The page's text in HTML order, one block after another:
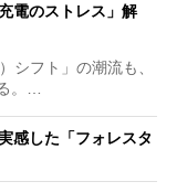
電のストレス」解
シフト」の潮流も、
。…
感した「フォレスタ